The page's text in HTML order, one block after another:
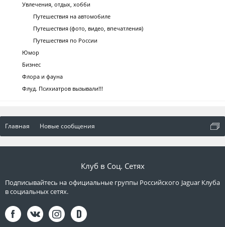
Увлечения, отдых, хобби
Путешествия на автомобиле
Путешествия (фото, видео, впечатления)
Путешествия по России
Юмор
Бизнес
Флора и фауна
Флуд. Психиатров вызывали!!!
Главная Новые сообщения
Клуб в Соц. Сетях
Подписывайтесь на официальные группы Российского Jaguar Клуба
в социальных сетях.